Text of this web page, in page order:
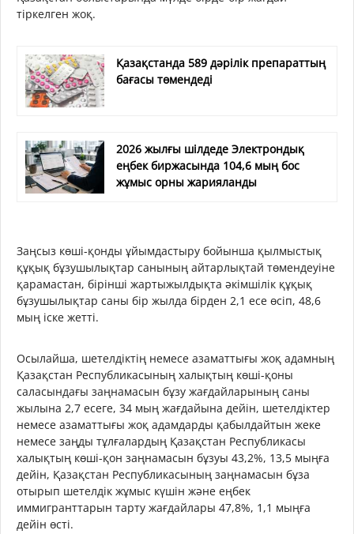
тіркелген жоқ.
Қазақстанда 589 дәрілік препараттың
бағасы төмендеді
2026 жылғы шілдеде Электрондық
еңбек биржасында 104,6 мың бос
жұмыс орны жарияланды
Заңсыз көші-қонды ұйымдастыру бойынша қылмыстық
құқық бұзушылықтар санының айтарлықтай төмендеуіне
қарамастан, бірінші жартыжылдықта әкімшілік құқық
бұзушылықтар саны бір жылда бірден 2,1 есе өсіп, 48,6
мың іске жетті.
Осылайша, шетелдіктің немесе азаматтығы жоқ адамның
Қазақстан Республикасының халықтың көші-қоны
саласындағы заңнамасын бұзу жағдайларының саны
жылына 2,7 есеге, 34 мың жағдайына дейін, шетелдіктер
немесе азаматтығы жоқ адамдарды қабылдайтын жеке
немесе заңды тұлғалардың Қазақстан Республикасы
халықтың көші-қон заңнамасын бұзуы 43,2%, 13,5 мыңға
дейін, Қазақстан Республикасының заңнамасын бұза
отырып шетелдік жұмыс күшін және еңбек
иммигранттарын тарту жағдайлары 47,8%, 1,1 мыңға
дейін өсті.